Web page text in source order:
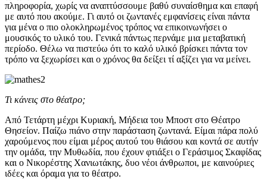
πληροφορία, χωρίς να αναπτύσσουμε βαθύ συναίσθημα και επαφή
με αυτό που ακούμε. Γι αυτό οι ζωντανές εμφανίσεις είναι πάντα
για μένα ο πιο ολοκληρωμένος τρόπος να επικοινωνήσει ο
μουσικός το υλικό του. Γενικά πάντως περνάμε μια μεταβατική
περίοδο. Θέλω να πιστεύω ότι το καλό υλικό βρίσκει πάντα τον
τρόπο να ξεχωρίσει και ο χρόνος θα δείξει τί αξίζει για να μείνει.
Τι κάνεις στο θέατρο;
Από Τετάρτη μέχρι Κυριακή, Μήδεια του Μποστ στο Θέατρο
Θησείον. Παίζω πιάνο στην παράσταση ζωντανά. Είμαι πάρα πολύ
χαρούμενος που είμαι μέρος αυτού του θιάσου και κοντά σε αυτήν
την ομάδα, την Μυθωδία, που έχουν φτιάξει ο Γεράσιμος Σκαφίδας
και ο Νικορέστης Χανιωτάκης, δυο νέοι άνθρωποι, με καινούριες
ιδέες και όραμα για το θέατρο.